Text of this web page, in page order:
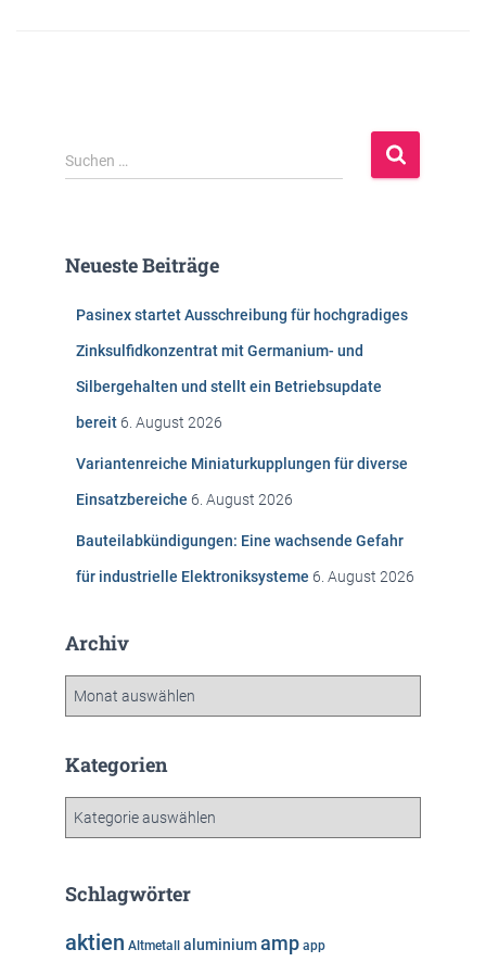
S
u
n
Suchen …
Neueste Beiträge
Pasinex startet Ausschreibung für hochgradiges
Zinksulfidkonzentrat mit Germanium- und
Silbergehalten und stellt ein Betriebsupdate
bereit 6. August 2026
Variantenreiche Miniaturkupplungen für diverse
Einsatzbereiche 6. August 2026
Bauteilabkündigungen: Eine wachsende Gefahr
für industrielle Elektroniksysteme 6. August 2026
Archiv
h
Kategorien
g
r
Schlagwörter
aktien Altmetall aluminiumamp app